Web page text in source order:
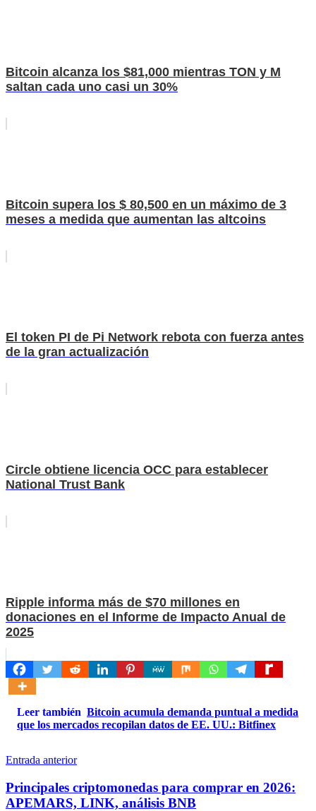
Bitcoin alcanza los $81,000 mientras TON y M
saltan cada uno casi un 30%
Bitcoin supera los $ 80,500 en un máximo de 3
meses a medida que aumentan las altcoins
El token PI de Pi Network rebota con fuerza antes
de la gran actualización
Circle obtiene licencia OCC para establecer
National Trust Bank
Ripple informa más de $70 millones en
donaciones en el Informe de Impacto Anual de
2025
Leer también Bitcoin acumula demanda puntual a medida
que los mercados recopilan datos de EE. UU.: Bitfinex
Navegación
de
entradas
Entrada anterior
Principales criptomonedas para comprar en 2026:
APEMARS, LINK, análisis BNB